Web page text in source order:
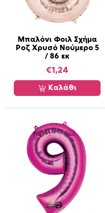
Μπαλόνι Φοιλ Σχήμα
Ροζ Χρυσό Νούμερο 5
/ 86 εκ
€1,24
Καλάθι